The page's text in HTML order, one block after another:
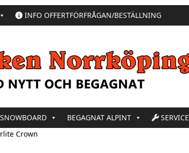
INFO OFFERTFÖRFRÅGAN/BESTÄLLNING
SNOWBOARD BEGAGNAT ALPINT SERVICE
Crown